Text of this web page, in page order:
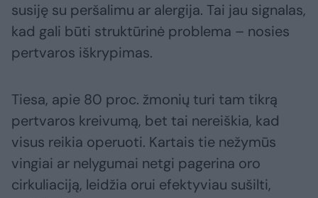
susiję su peršalimu ar alergija. Tai jau signalas,
kad gali būti struktūrinė problema – nosies
pertvaros iškrypimas.
Tiesa, apie 80 proc. žmonių turi tam tikrą
pertvaros kreivumą, bet tai nereiškia, kad
visus reikia operuoti. Kartais tie nežymūs
vingiai ar nelygumai netgi pagerina oro
cirkuliaciją, leidžia orui efektyviau sušilti,